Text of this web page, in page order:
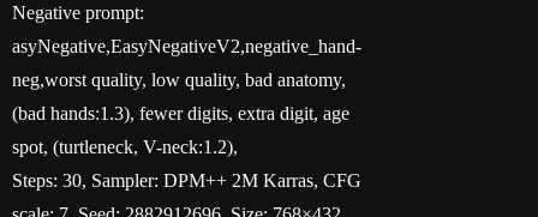
Negative prompt:
asyNegative,EasyNegativeV2,negative_hand-
neg,worst quality, low quality, bad anatomy,
(bad hands:1.3), fewer digits, extra digit, age
spot, (turtleneck, V-neck:1.2),
Steps: 30, Sampler: DPM++ 2M Karras, CFG